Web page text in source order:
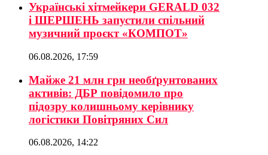
Українські хітмейкери GERALD 032
і ШЕРШЕНЬ запустили спільний
музичний проєкт «КОМПОТ»
06.08.2026, 17:59
Майже 21 млн грн необґрунтованих
активів: ДБР повідомило про
підозру колишньому керівнику
логістики Повітряних Сил
06.08.2026, 14:22